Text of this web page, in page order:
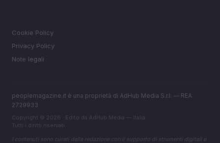
Cookie Policy
Privacy Policy
Note legali
peoplemagazine.it è una proprietà di AdHub Media S.r.l. — REA
2729933
Copyright © 2026 · Edito da AdHub Media — Italia
Tutti i diritti riservati
I contenuti sono curati dalla redazione con il supporto di strumenti digitali e